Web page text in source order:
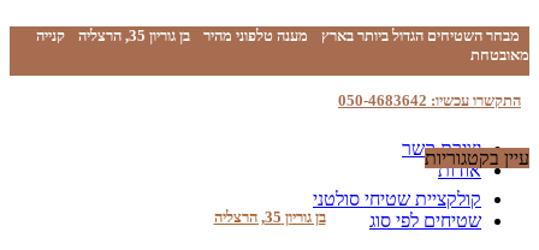
מבחר השטיחים הגדול ביותר בארץ מענה טלפוני מהיר בן גוריון 35, הרצליה
קנייה
מאובטחת
התקשרו עכשיו: 050-4683642
יצירת קשר
אודות
בן גוריון 35, הרצליה
עיין בקטגוריות
קולקציית שטיחי סולטני
שטיחים לפי סוג